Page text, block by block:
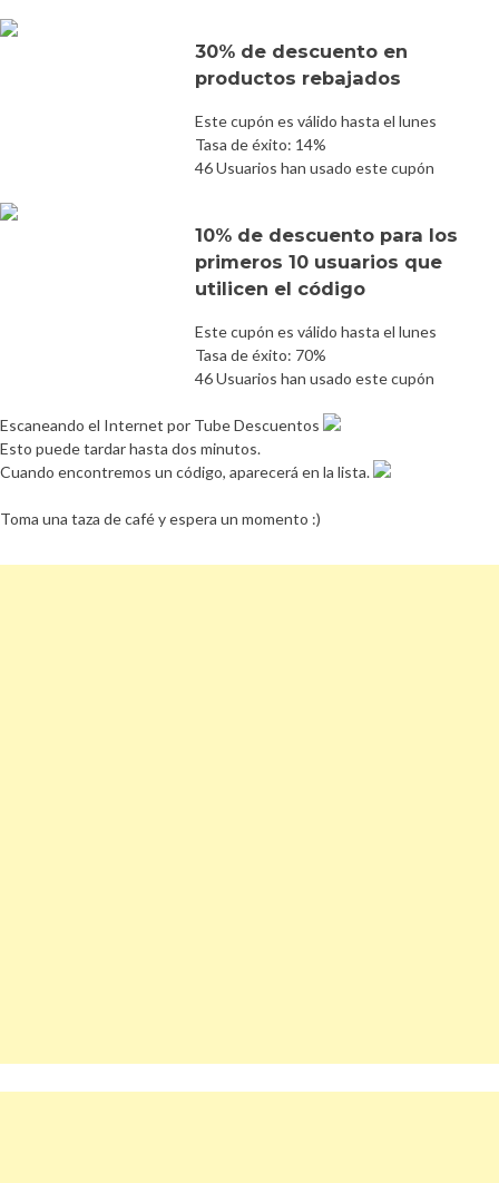
30% de descuento en
productos rebajados
Este cupón es válido hasta el lunes
Tasa de éxito: 14%
46 Usuarios han usado este cupón
10% de descuento para los
primeros 10 usuarios que
utilicen el código
Este cupón es válido hasta el lunes
Tasa de éxito: 70%
46 Usuarios han usado este cupón
Escaneando el Internet por Tube Descuentos
Esto puede tardar hasta dos minutos.
Cuando encontremos un código, aparecerá en la lista.
Toma una taza de café y espera un momento :)